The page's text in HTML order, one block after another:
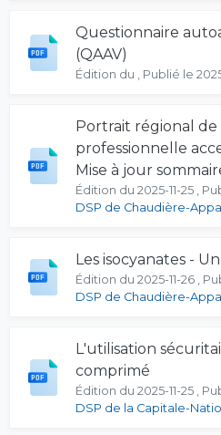
Questionnaire
(QAAV)
Édition du , Publié le
Portrait régional de
professionnelle
Mise à jour
Édition du 2025-11-25 ,
DSP de Chaudière-
Les isocyanates -
Édition du 2025-11-26 ,
DSP de Chaudière-
L'utilisation
comprimé
Édition du 2025-11-25 ,
DSP de la Capitale-